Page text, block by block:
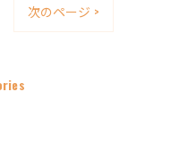
次のページ >